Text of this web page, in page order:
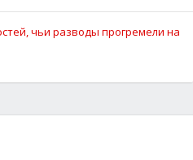
чьи разводы прогремели на